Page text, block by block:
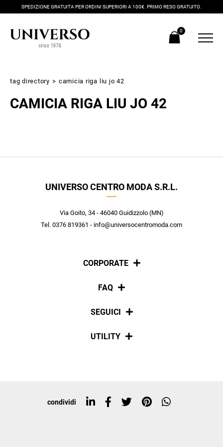
SPEDIZIONE GRATUITA PER ORDINI SUPERIORI A 100€. PRIMO RESO GRATUITO.
0
tag directory > camicia riga liu jo 42
CAMICIA RIGA LIU JO 42
UNIVERSO CENTRO MODA S.R.L.
Via Goito, 34 - 46040 Guidizzolo (MN)
Tel. 0376 819361 - info@universocentromoda.com
CORPORATE
Chi siamo
FAQ
Pagamenti
SEGUICI
Social
UTILITY
Top ricerche
condividi
Ricevi subito il tuo promocode con lo sconto del 20% su tutti i
nuovi arrivi utilizzabile anche in negozio!
scopri in anteprima le offerte in esclusiva a te riservate.